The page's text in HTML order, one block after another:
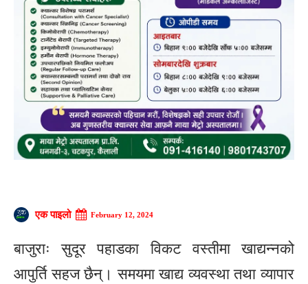
एक पाइलो February 12, 2024
बाजुराः सुदूर पहाडका विकट वस्तीमा खाद्यन्नको
आपुर्ति सहज छैन्। समयमा खाद्य व्यवस्था तथा व्यापार